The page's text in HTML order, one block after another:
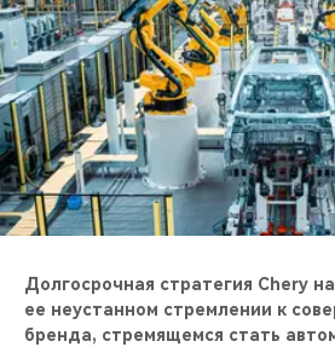
Долгосрочная стратегия Chery
ее неустанном стремлении к
бренда, стремящемся стать